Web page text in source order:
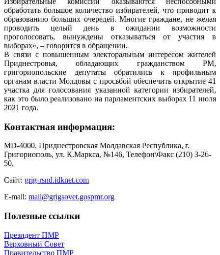
обработать большое количество избирателей, что приводит к
образованию больших очередей. Многие граждане, не желая
проводить целый день в ожидании возможности
проголосовать, вынуждены отказываться от участия в
выборах», – говорится в обращении.
В связи с повышенным электоральным интересом жителей
Приднестровья, обладающих гражданством РМ,
григориопольские депутаты обратились к профильным
органам власти Молдовы с просьбой обеспечить открытие 41
участка для голосования указанной категории избирателей,
как это было реализовано на парламентских выборах 11 июля
2021 года.
Контактная информация:
MD-4000, Приднестровская Молдавская Республика, г.
Григориополь, ул. К.Маркса, №146, Телефон\Факс (210) 3-26-
50,
Сайт: grig-rsnd.idknet.com
E-mail: mail@grigsovet.gospmr.org
Полезные ссылки
Президент ПМР
Верховный Совет
Правительство ПМР